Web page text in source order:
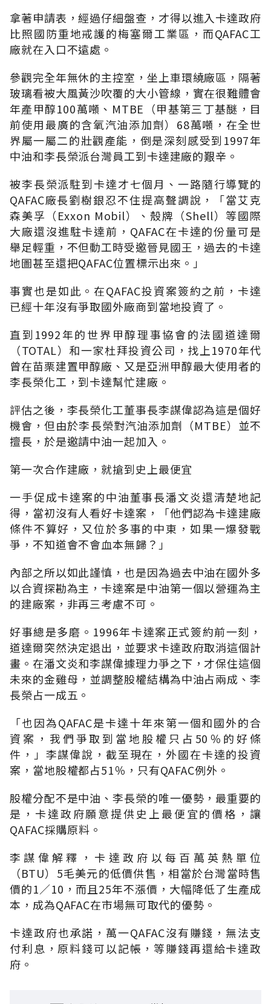
拿著申請表，經過仔細盤查，才得以進入卡達政府
比照國防重地戒護的梅塞爾工業區，而QAFAC工
廠就在入口不遠處。
參觀完全年無休的主控室，坐上車環繞廠區，隔著
玻璃看被大風黃沙吹覆的大小管線，實在很難體會
年產甲醇100萬噸、MTBE（甲基第三丁基醚，目
前使用最廣的含氧汽油添加劑）68萬噸，在全世
界屬一屬二的壯觀產能，倒是深刻感受到1997年
中油和李長榮派台灣員工到卡達建廠的艱辛。
被李長榮派駐到卡達才七個月、一路隨行導覽的
QAFAC廠長劉樹銀忍不住提高聲調說，「當艾克
森美孚（Exxon Mobil）、殼牌（Shell）等國際
大廠還沒進駐卡達前，QAFAC在卡達的份量可是
舉足輕重，不但動工時受邀晉見國王，過去的卡達
地圖甚至還把QAFAC位置標示出來。」
事實也是如此。在QAFAC投資案簽約之前，卡達
已經十年沒有爭取國外廠商到當地投資了。
直到1992年的世界甲醇理事協會的法國道達爾
（TOTAL）和一家杜拜投資公司，找上1970年代
曾在苗栗建置甲醇廠、又是亞洲甲醇最大使用者的
李長榮化工，到卡達幫忙建廠。
評估之後，李長榮化工董事長李謀偉認為這是個好
機會，但由於李長榮對汽油添加劑（MTBE）並不
擅長，於是邀請中油一起加入。
第一次合作建廠，就搶到史上最便宜
一手促成卡達案的中油董事長潘文炎還清楚地記
得，當初沒有人看好卡達案，「他們認為卡達建廠
條件不算好，又位於多事的中東，如果一爆發戰
爭，不知道會不會血本無歸？」
內部之所以如此謹慎，也是因為過去中油在國外多
以合資探勘為主，卡達案是中油第一個以營運為主
的建廠案，非再三考慮不可。
好事總是多磨。1996年卡達案正式簽約前一刻，
道達爾突然決定退出，並要求卡達政府取消這個計
畫。在潘文炎和李謀偉據理力爭之下，才保住這個
未來的金雞母，並調整股權結構為中油占兩成、李
長榮占一成五。
「也因為QAFAC是卡達十年來第一個和國外的合
資案，我們爭取到當地股權只占50％的好條
件，」李謀偉說，截至現在，外國在卡達的投資
案，當地股權都占51％，只有QAFAC例外。
股權分配不是中油、李長榮的唯一優勢，最重要的
是，卡達政府願意提供史上最便宜的價格，讓
QAFAC採購原料。
李謀偉解釋，卡達政府以每百萬英熱單位
（BTU）5毛美元的低價供售，相當於台灣當時售
價的1∕10，而且25年不漲價，大幅降低了生產成
本，成為QAFAC在市場無可取代的優勢。
卡達政府也承諾，萬一QAFAC沒有賺錢，無法支
付利息，原料錢可以記帳，等賺錢再還給卡達政
府。